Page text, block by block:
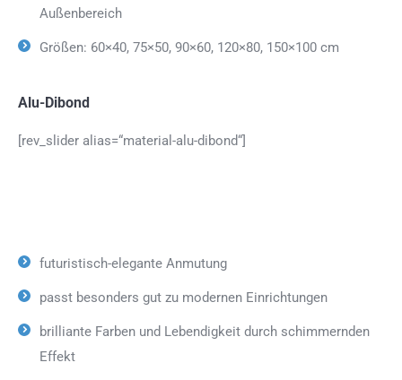
Außenbereich
Größen: 60×40, 75×50, 90×60, 120×80, 150×100 cm
Alu-Dibond
[rev_slider alias=“material-alu-dibond“]
futuristisch-elegante Anmutung
passt besonders gut zu modernen Einrichtungen
brilliante Farben und Lebendigkeit durch schimmernden
Effekt